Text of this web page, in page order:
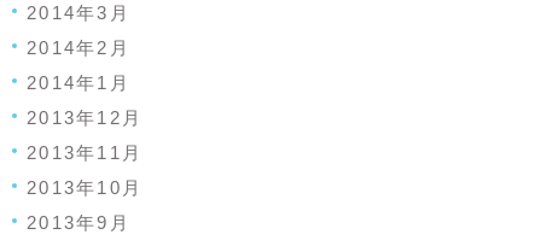
2014年3月
2014年2月
2014年1月
2013年12月
2013年11月
2013年10月
2013年9月